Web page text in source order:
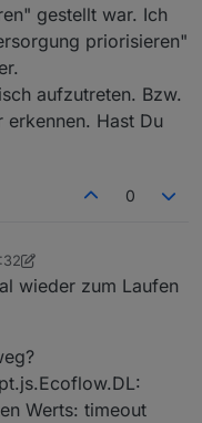
gestellt war. Ich
priorisieren"
aufzutreten. Bzw.
Hast Du
0
6. Aug. 2024, 11:32
wieder zum Laufen
Werts: timeout